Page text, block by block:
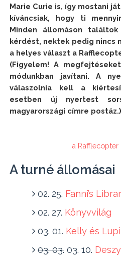
Marie Curie is, így mostani
kíváncsiak, hogy ti
Minden állomáson
kérdést, nektek pedig nincs
a helyes választ a
(Figyelem! A
módunkban javítani. A
válaszolnia kell a
esetben új nyertest
magyarországi címre postáz.)
a
A turné állomásai
02. 25. Fanni’s
02. 27. Könyvvilág
03. 01. Kelly és
03. 03.03. 10.